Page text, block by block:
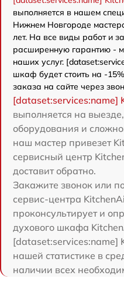
выполняется в нашем
Нижнем Новгороде
лет. На все виды работ и
расширенную гарантию -
наших услуг.
шкаф будет стоить на -
заказа на сайте через
выполняется на
оборудования и
наш мастер привезет
сервисный центр
доставит обратно.
Закажите звонок или
сервис-центра
проконсультирует и
духового шкафа
нашей статистике в
наличии всех